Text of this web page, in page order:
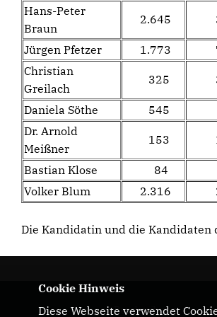
Hans-Peter
Braun
2.645
Jürgen Pfetzer 1.773
Christian
Greilach
325
Daniela Söthe 545
Dr. Arnold
Meißner
153
Bastian Klose 84
Volker Blum
2.316
Die Kandidatin und die Kandidaten
Beschreibung
Cookie Hinweis
Diese Webseite verwendet